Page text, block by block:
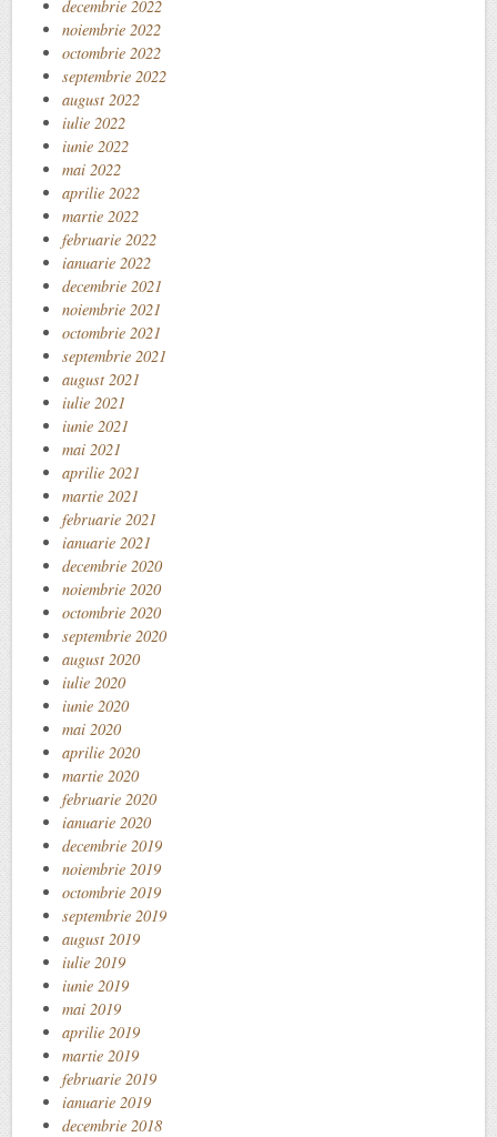
decembrie 2022
noiembrie 2022
octombrie 2022
septembrie 2022
august 2022
iulie 2022
iunie 2022
mai 2022
aprilie 2022
martie 2022
februarie 2022
ianuarie 2022
decembrie 2021
noiembrie 2021
octombrie 2021
septembrie 2021
august 2021
iulie 2021
iunie 2021
mai 2021
aprilie 2021
martie 2021
februarie 2021
ianuarie 2021
decembrie 2020
noiembrie 2020
octombrie 2020
septembrie 2020
august 2020
iulie 2020
iunie 2020
mai 2020
aprilie 2020
martie 2020
februarie 2020
ianuarie 2020
decembrie 2019
noiembrie 2019
octombrie 2019
septembrie 2019
august 2019
iulie 2019
iunie 2019
mai 2019
aprilie 2019
martie 2019
februarie 2019
ianuarie 2019
decembrie 2018